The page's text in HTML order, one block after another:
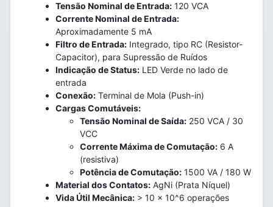
Tensão Nominal de Entrada: 120 VCA
Corrente Nominal de Entrada:
Aproximadamente 5 mA
Filtro de Entrada: Integrado, tipo RC (Resistor-
Capacitor), para Supressão de Ruídos
Indicação de Status: LED Verde no lado de
entrada
Conexão: Terminal de Mola (Push-in)
Cargas Comutáveis:
Tensão Nominal de Saída: 250 VCA / 30
VCC
Corrente Máxima de Comutação: 6 A
(resistiva)
Potência de Comutação: 1500 VA / 180 W
Material dos Contatos: AgNi (Prata Níquel)
Vida Útil Mecânica: > 10 x 10^6 operações